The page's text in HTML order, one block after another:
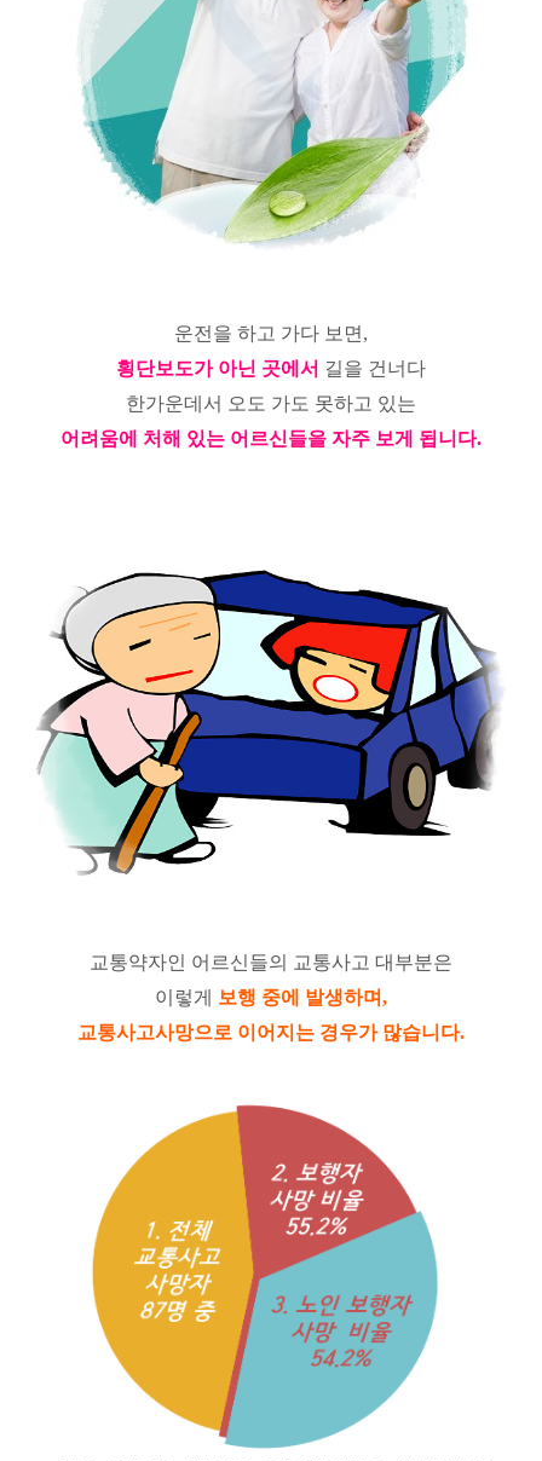
운전을 하고 가다 보면,
횡단보도가 아닌 곳에서 길을 건너다
한가운데서 오도 가도 못하고 있는
어려움에 처해 있는 어르신들을 자주 보게 됩니다.
교통약자인 어르신들의 교통사고 대부분은
이렇게 보행 중에 발생하며,
교통사고사망으로 이어지는 경우가 많습니다.